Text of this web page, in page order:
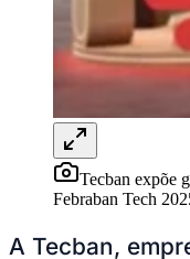
Tecban expõe
Febraban Tech 2025
A Tecban,
integram o